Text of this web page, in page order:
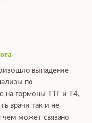
выпадение
по
на гормоны ТТГ и Т4,
врачи так и не
чем может связано